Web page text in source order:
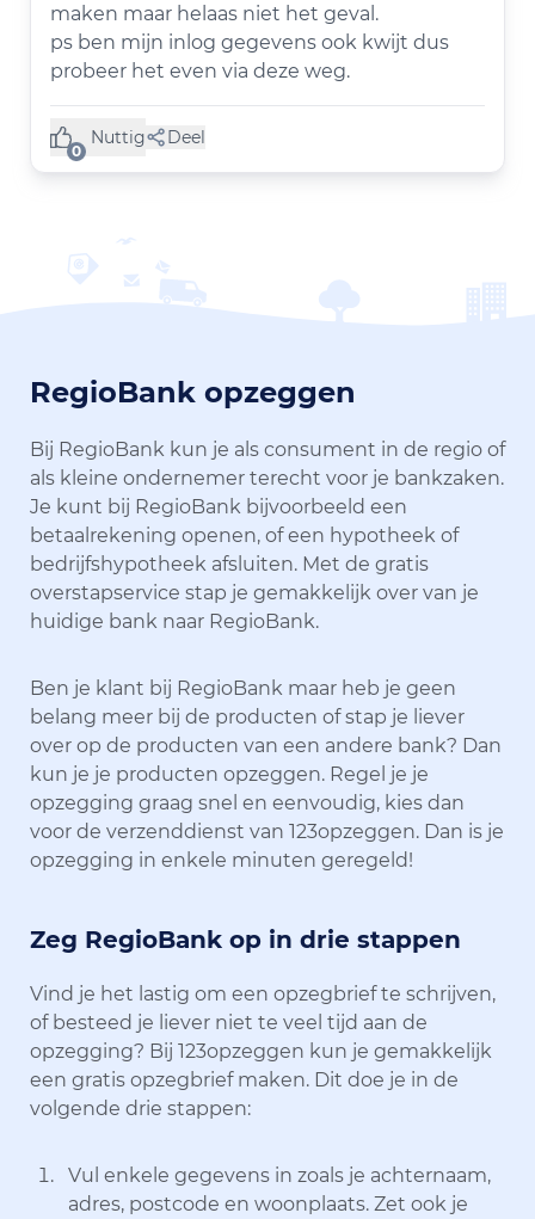
maken maar helaas niet het geval.
ps ben mijn inlog gegevens ook kwijt dus
probeer het even via deze weg.
0
Nuttig
(0 like) Deel
RegioBank opzeggen
Bij RegioBank kun je als consument in de regio of
als kleine ondernemer terecht voor je bankzaken.
Je kunt bij RegioBank bijvoorbeeld een
betaalrekening openen, of een hypotheek of
bedrijfshypotheek afsluiten. Met de gratis
overstapservice stap je gemakkelijk over van je
huidige bank naar RegioBank.
Ben je klant bij RegioBank maar heb je geen
belang meer bij de producten of stap je liever
over op de producten van een andere bank? Dan
kun je je producten opzeggen. Regel je je
opzegging graag snel en eenvoudig, kies dan
voor de verzenddienst van 123opzeggen. Dan is je
opzegging in enkele minuten geregeld!
Zeg RegioBank op in drie stappen
Vind je het lastig om een opzegbrief te schrijven,
of besteed je liever niet te veel tijd aan de
opzegging? Bij 123opzeggen kun je gemakkelijk
een gratis opzegbrief maken. Dit doe je in de
volgende drie stappen:
Vul enkele gegevens in zoals je achternaam,
adres, postcode en woonplaats. Zet ook je